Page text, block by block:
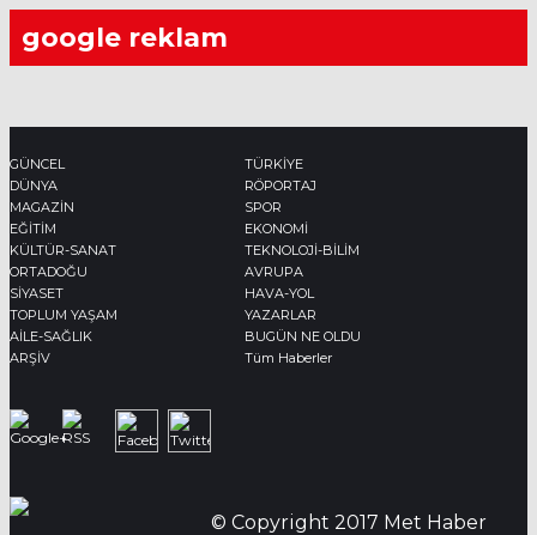
google reklam
GÜNCEL
TÜRKİYE
DÜNYA
RÖPORTAJ
MAGAZİN
SPOR
EĞİTİM
EKONOMİ
KÜLTÜR-SANAT
TEKNOLOJİ-BİLİM
ORTADOĞU
AVRUPA
SİYASET
HAVA-YOL
TOPLUM YAŞAM
YAZARLAR
AİLE-SAĞLIK
BUGÜN NE OLDU
ARŞİV
Tüm Haberler
© Copyright 2017 Met Haber